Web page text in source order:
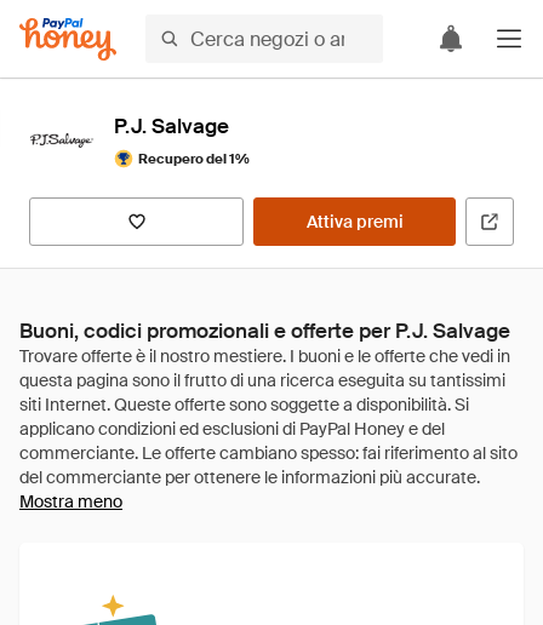
P.J. Salvage
Recupero del 1%
Attiva premi
Buoni, codici promozionali e offerte per P.J. Salvage
Mostra meno